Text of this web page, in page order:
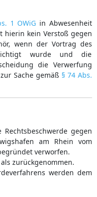
1 OWiG in Abwesenheit
hierin kein Verstoß gegen
wenn der Vortrag des
wurde und die
die Verwerfung
Sache gemäß § 74 Abs.
gegen
am Rhein vom
verworfen.
zurückgenommen.
werden dem